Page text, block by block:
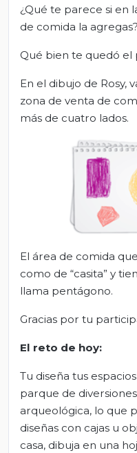
¿Qué te parece si en
de comida la agregas?
Qué bien te quedó
En el dibujo de Rosy,
zona de venta de
más de cuatro lados.
El área de comida
como de “casita” y
llama pentágono.
Gracias por tu
El reto de hoy:
Tu diseña tus
parque de
arqueológica, lo que
diseñas con cajas u
casa, dibuja en una